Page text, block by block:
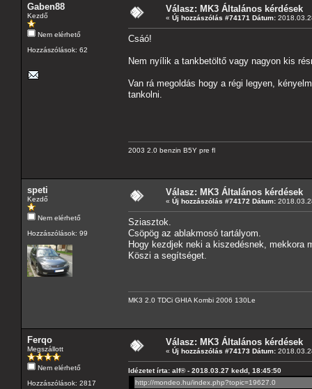
Gaben88
Kezdő
Nem elérhető
Hozzászólások: 62
Válasz: MK3 Általános kérdések
« Új hozzászólás #74171 Dátum:
Csáó!
Nem nyílik a tankbetöltő vagy nagyon kis
Van rá megoldás hogy a régi legyen,
tankolni.
2003 2.0 benzin B5Y pre fl
speti
Kezdő
Nem elérhető
Hozzászólások: 99
Válasz: MK3 Általános kérdések
« Új hozzászólás #74172 Dátum:
Sziasztok.
Csöpög az ablakmosó tartályom.
Hogy kezdjek neki a kiszedésnek, mekkora
Köszi a segítséget.
MK3 2.0 TDCi GHIA Kombi 2006 130Le
Ferqo
Megszállott
Nem elérhető
Hozzászólások: 2817
Válasz: MK3 Általános kérdések
« Új hozzászólás #74173 Dátum:
Idézetet írta: alf® - 2018.03.27 kedd, 18:45:50
http://mondeo.hu/index.php?topic=19627.0